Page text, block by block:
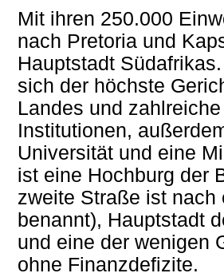
Mit ihren 250.000
nach Pretoria und
Hauptstadt
sich der höchste
Landes und
Institutionen,
Universität und eine
ist eine Hochburg der
zweite Straße ist nach
benannt), Hauptstadt
und eine der wenigen
ohne Finanzdefizite.